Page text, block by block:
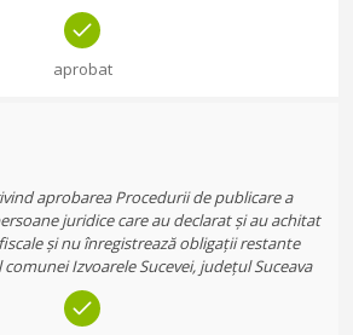
aprobat
aprobarea Procedurii de publicare a
juridice care au declarat și au achitat
și nu înregistrează obligații restante
Izvoarele Sucevei, județul Suceava